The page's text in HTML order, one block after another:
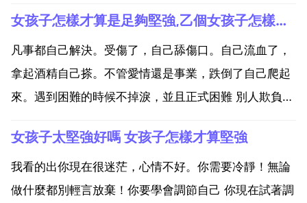
女孩子怎樣才算是足夠堅強,乙個女孩子怎樣才算是足夠堅強
凡事都自己解決。受傷了，自己舔傷口。自己流血了，
拿起酒精自己搽。不管愛情還是事業，跌倒了自己爬起
來。遇到困難的時候不掉淚，並且正式困難 別人欺負自
念過往，不忘初心。能忍受的時候決不在別人面前流淚
女漢子女孩子應該怎樣活才算 堅強20個方式 你現在還
是...
女孩子太堅強好嗎 女孩子怎樣才算堅強
我看的出你現在很迷茫，心情不好。你需要冷靜！無論
做什麼都別輕言放棄！你要學會調節自己 你現在試著調